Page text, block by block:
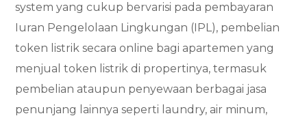
system yang cukup bervarisi pada pembayaran
Iuran Pengelolaan Lingkungan (IPL), pembelian
token listrik secara online bagi apartemen yang
menjual token listrik di propertinya, termasuk
pembelian ataupun penyewaan berbagai jasa
penunjang lainnya seperti laundry, air minum,